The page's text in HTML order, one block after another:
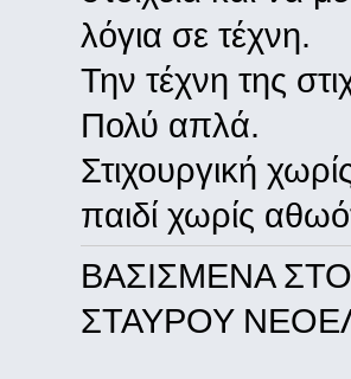
λόγια σε τέχνη.
Την τέχνη της
Πολύ απλά.
Στιχουργική
παιδί χωρίς
ΒΑΣΙΣΜΕΝΑ
ΣΤΑΥΡΟΥ